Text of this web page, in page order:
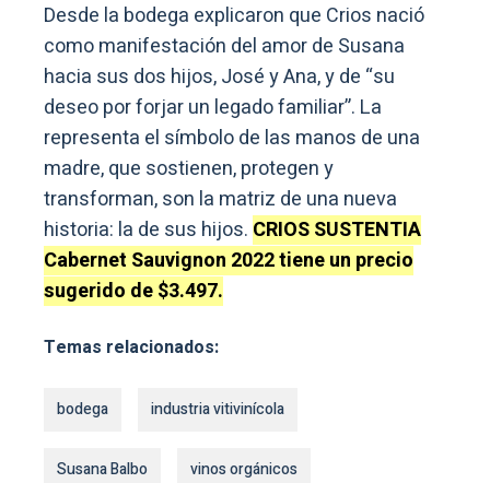
Desde la bodega explicaron que Crios nació
como manifestación del amor de Susana
hacia sus dos hijos, José y Ana, y de “su
deseo por forjar un legado familiar”. La
representa el símbolo de las manos de una
madre, que sostienen, protegen y
transforman, son la matriz de una nueva
historia: la de sus hijos. CRIOS SUSTENTIA
Cabernet Sauvignon 2022 tiene un precio
sugerido de $3.497.
Temas relacionados:
bodega industria vitivinícola
Susana Balbo vinos orgánicos